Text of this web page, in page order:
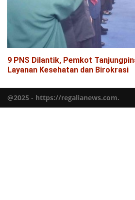
9 PNS Dilantik, Pemkot
Layanan Kesehatan dan Birokrasi
@2025 - https://regalianews.com.